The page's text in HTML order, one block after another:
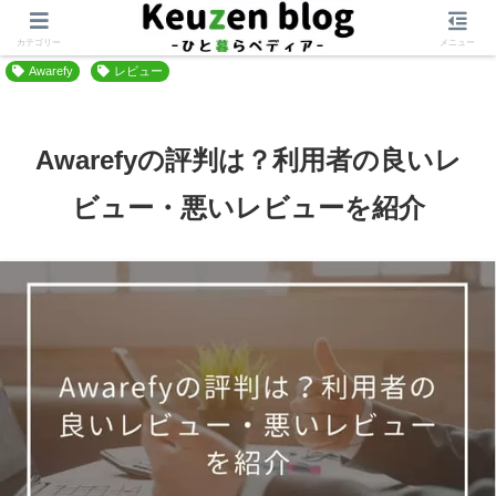
ホーム 日常を整える メンタル
Awarefy レビュー
Awarefyの評判は？利用者の良いレ
ビュー・悪いレビューを紹介
カテゴリー メニュー